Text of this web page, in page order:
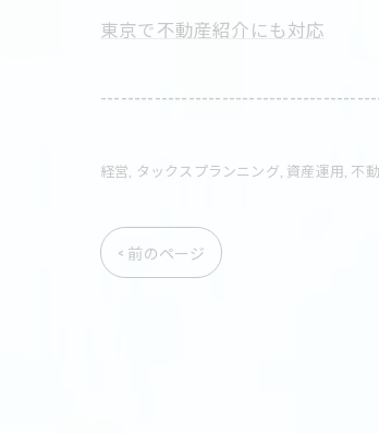
東京で不動産紹介にも対応
経営 タックスプランニング 資産運用 不
< 前のページ